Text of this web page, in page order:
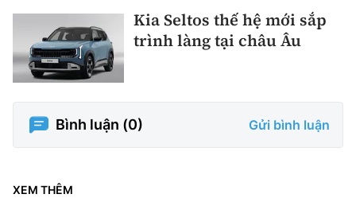
Kia Seltos thế hệ mới sắp
trình làng tại châu Âu
Bình luận (0) Gửi bình luận
XEM THÊM